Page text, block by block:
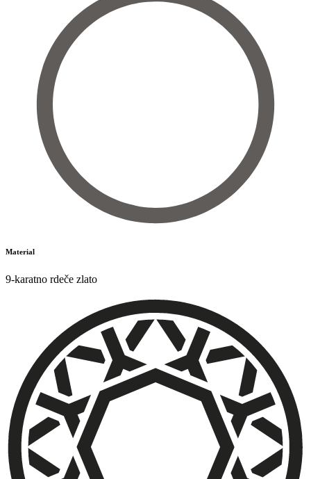
Material
9-karatno rdeče zlato